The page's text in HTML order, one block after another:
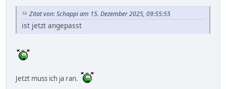
Zitat von: Schappi am 15. Dezember 2025, 09:55:55
ist jetzt angepasst
Jetzt muss ich ja ran.